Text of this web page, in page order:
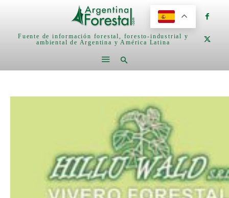
Fuente de información forestal, foresto-industrial y
ambiental de Argentina y América Latina